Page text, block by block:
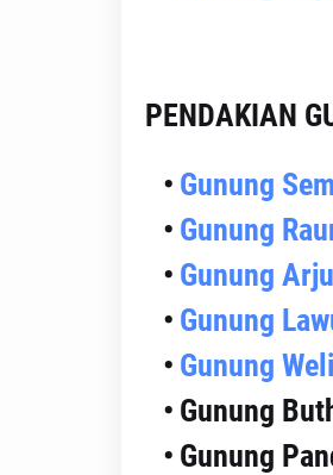
PENDAKIAN
Gunung
Gunung
Gunung
Gunung
Gunung
Gunung
Gunung